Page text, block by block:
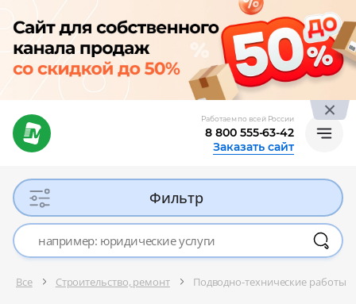
Работаем по всей России
8 800 555-63-42
Заказать сайт
Фильтр
Все Строительство, ремонт Подводно-технические работы